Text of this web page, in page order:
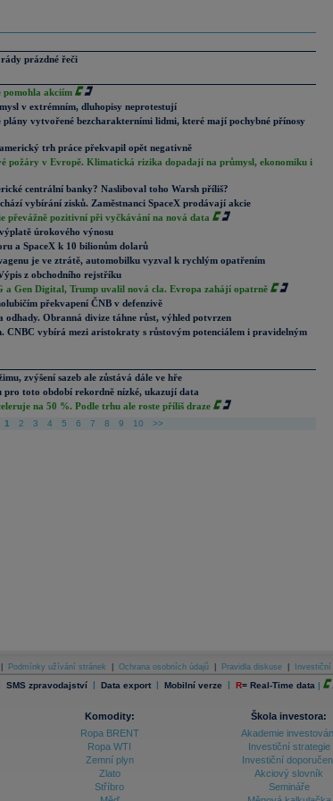
prázdné řeči
pomohla akciím
v extrémním, dluhopisy neprotestují
plány vytvořené bezcharakterními lidmi, které mají pochybné přínosy
americký trh práce překvapil opět negativně
požáry v Evropě. Klimatická rizika dopadají na průmysl, ekonomiku i
centrální banky? Nasliboval toho Warsh příliš?
vybírání zisků. Zaměstnanci SpaceX prodávají akcie
převážně pozitivní při vyčkávání na nová data
úrokového výnosu
a SpaceX k 10 bilionům dolarů
je ve ztrátě, automobilku vyzval k rychlým opatřením
z obchodního rejstříku
a Gen Digital, Trump uvalil nová cla. Evropa zahájí opatrně
překvapení ČNB v defenzivě
odhady. Obranná divize táhne růst, výhled potvrzen
CNBC vybírá mezi aristokraty s růstovým potenciálem i pravidelným
zvýšení sazeb ale zůstává dále ve hře
pro toto období rekordně nízké, ukazují data
na 50 %. Podle trhu ale roste příliš draze
1 2 3 4 5 6 7 8 9 10 >>
Podmínky užívání stránek Ochrana osobních údajů Pravidla diskuse
SMS zpravodajství | Data export | Mobilní verze | R= Real-Time data |
Komodity:
Ropa BRENT
Ropa WTI
Zemní plyn
Zlato
Stříbro
Škola investora:
Akademie
Investiční strategie
Investiční
Akciový slovník
Semináře